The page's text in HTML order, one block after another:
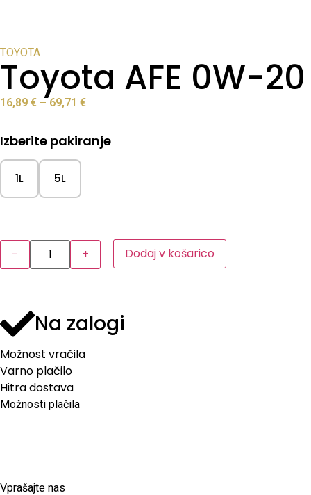
TOYOTA
Toyota AFE 0W-20
16,89 € – 69,71 €
Izberite pakiranje
1L 5L
− + Dodaj v košarico
Na zalogi
Možnost vračila
Varno plačilo
Hitra dostava
Možnosti plačila
Vprašajte nas